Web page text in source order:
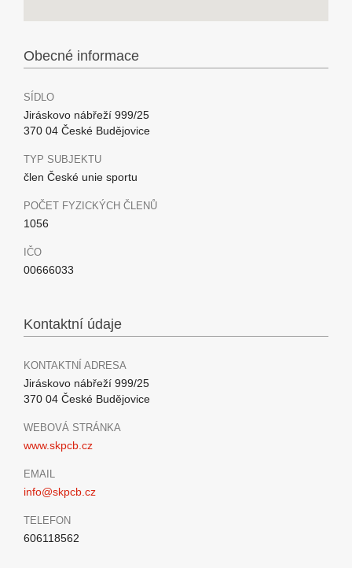
Obecné informace
SÍDLO
Jiráskovo nábřeží 999/25
370 04 České Budějovice
TYP SUBJEKTU
člen České unie sportu
POČET FYZICKÝCH ČLENŮ
1056
IČO
00666033
Kontaktní údaje
KONTAKTNÍ ADRESA
Jiráskovo nábřeží 999/25
370 04 České Budějovice
WEBOVÁ STRÁNKA
www.skpcb.cz
EMAIL
info@skpcb.cz
TELEFON
606118562